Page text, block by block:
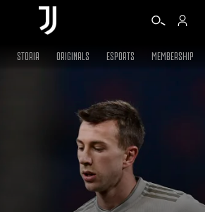
BIGLIETTI
BIANCONERI
STORIA ORIGINALS ESPORTS MEMBERSHIP